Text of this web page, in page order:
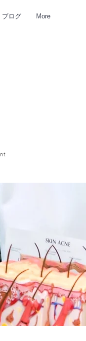
ブログ More